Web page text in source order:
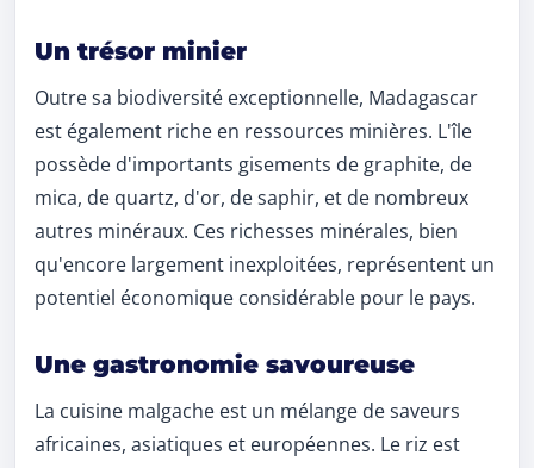
Un trésor minier
Outre sa biodiversité exceptionnelle, Madagascar
est également riche en ressources minières. L'île
possède d'importants gisements de graphite, de
mica, de quartz, d'or, de saphir, et de nombreux
autres minéraux. Ces richesses minérales, bien
qu'encore largement inexploitées, représentent un
potentiel économique considérable pour le pays.
Une gastronomie savoureuse
La cuisine malgache est un mélange de saveurs
africaines, asiatiques et européennes. Le riz est